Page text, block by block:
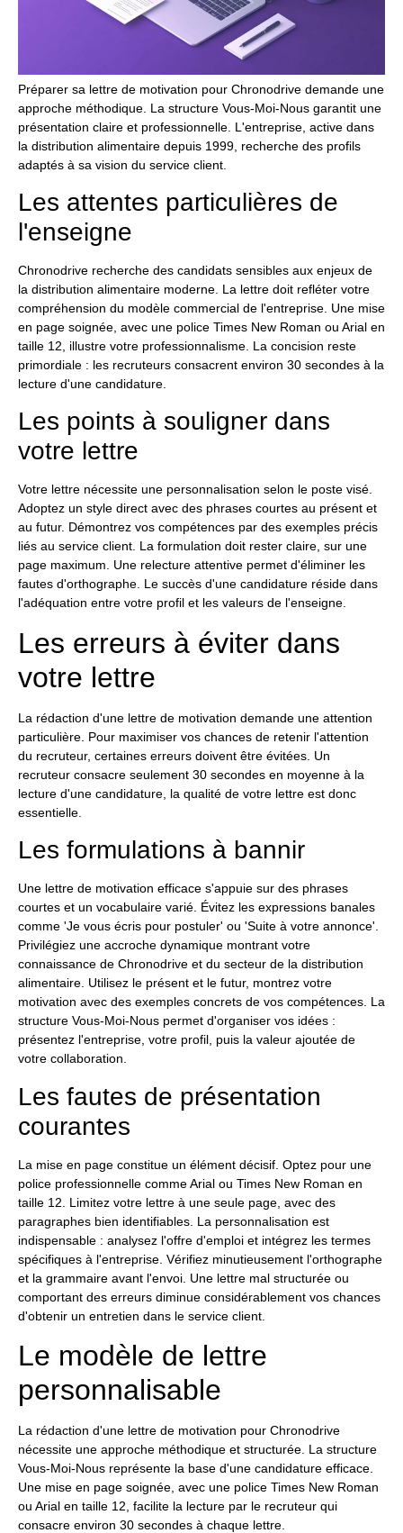
Préparer sa lettre de motivation pour Chronodrive demande une
approche méthodique. La structure Vous-Moi-Nous garantit une
présentation claire et professionnelle. L'entreprise, active dans
la distribution alimentaire depuis 1999, recherche des profils
adaptés à sa vision du service client.
Les attentes particulières de
l'enseigne
Chronodrive recherche des candidats sensibles aux enjeux de
la distribution alimentaire moderne. La lettre doit refléter votre
compréhension du modèle commercial de l'entreprise. Une mise
en page soignée, avec une police Times New Roman ou Arial en
taille 12, illustre votre professionnalisme. La concision reste
primordiale : les recruteurs consacrent environ 30 secondes à la
lecture d'une candidature.
Les points à souligner dans
votre lettre
Votre lettre nécessite une personnalisation selon le poste visé.
Adoptez un style direct avec des phrases courtes au présent et
au futur. Démontrez vos compétences par des exemples précis
liés au service client. La formulation doit rester claire, sur une
page maximum. Une relecture attentive permet d'éliminer les
fautes d'orthographe. Le succès d'une candidature réside dans
l'adéquation entre votre profil et les valeurs de l'enseigne.
Les erreurs à éviter dans
votre lettre
La rédaction d'une lettre de motivation demande une attention
particulière. Pour maximiser vos chances de retenir l'attention
du recruteur, certaines erreurs doivent être évitées. Un
recruteur consacre seulement 30 secondes en moyenne à la
lecture d'une candidature, la qualité de votre lettre est donc
essentielle.
Les formulations à bannir
Une lettre de motivation efficace s'appuie sur des phrases
courtes et un vocabulaire varié. Évitez les expressions banales
comme 'Je vous écris pour postuler' ou 'Suite à votre annonce'.
Privilégiez une accroche dynamique montrant votre
connaissance de Chronodrive et du secteur de la distribution
alimentaire. Utilisez le présent et le futur, montrez votre
motivation avec des exemples concrets de vos compétences. La
structure Vous-Moi-Nous permet d'organiser vos idées :
présentez l'entreprise, votre profil, puis la valeur ajoutée de
votre collaboration.
Les fautes de présentation
courantes
La mise en page constitue un élément décisif. Optez pour une
police professionnelle comme Arial ou Times New Roman en
taille 12. Limitez votre lettre à une seule page, avec des
paragraphes bien identifiables. La personnalisation est
indispensable : analysez l'offre d'emploi et intégrez les termes
spécifiques à l'entreprise. Vérifiez minutieusement l'orthographe
et la grammaire avant l'envoi. Une lettre mal structurée ou
comportant des erreurs diminue considérablement vos chances
d'obtenir un entretien dans le service client.
Le modèle de lettre
personnalisable
La rédaction d'une lettre de motivation pour Chronodrive
nécessite une approche méthodique et structurée. La structure
Vous-Moi-Nous représente la base d'une candidature efficace.
Une mise en page soignée, avec une police Times New Roman
ou Arial en taille 12, facilite la lecture par le recruteur qui
consacre environ 30 secondes à chaque lettre.